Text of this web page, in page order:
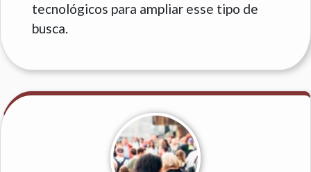
tecnológicos para ampliar esse tipo de
busca.